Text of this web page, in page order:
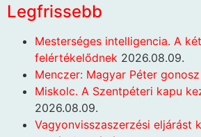
Legfrissebb
Mesterséges intelligencia. A
felértékelődnek 2026.08.09.
Menczer: Magyar Péter gonosz
Miskolc. A Szentpéteri kapu
2026.08.09.
Vagyonvisszaszerzési eljárást